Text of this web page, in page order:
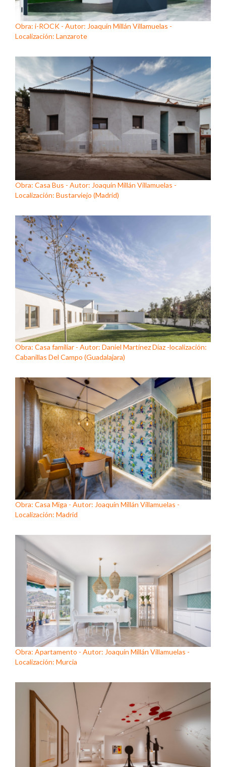
Obra: i-ROCK - Autor: Joaquín Millán Villamuelas -
Localización: Lanzarote
Obra: Casa Bus - Autor: Joaquín Millán Villamuelas -
Localización: Bustarviejo (Madrid)
Obra: Casa familiar - Autor: Daniel Martínez Díaz -localización:
Cabanillas Del Campo (Guadalajara)
Obra: Casa Miga - Autor: Joaquín Millán Villamuelas -
Localización: Madrid
Obra: Apartamento - Autor: Joaquín Millán Villamuelas -
Localización: Murcia